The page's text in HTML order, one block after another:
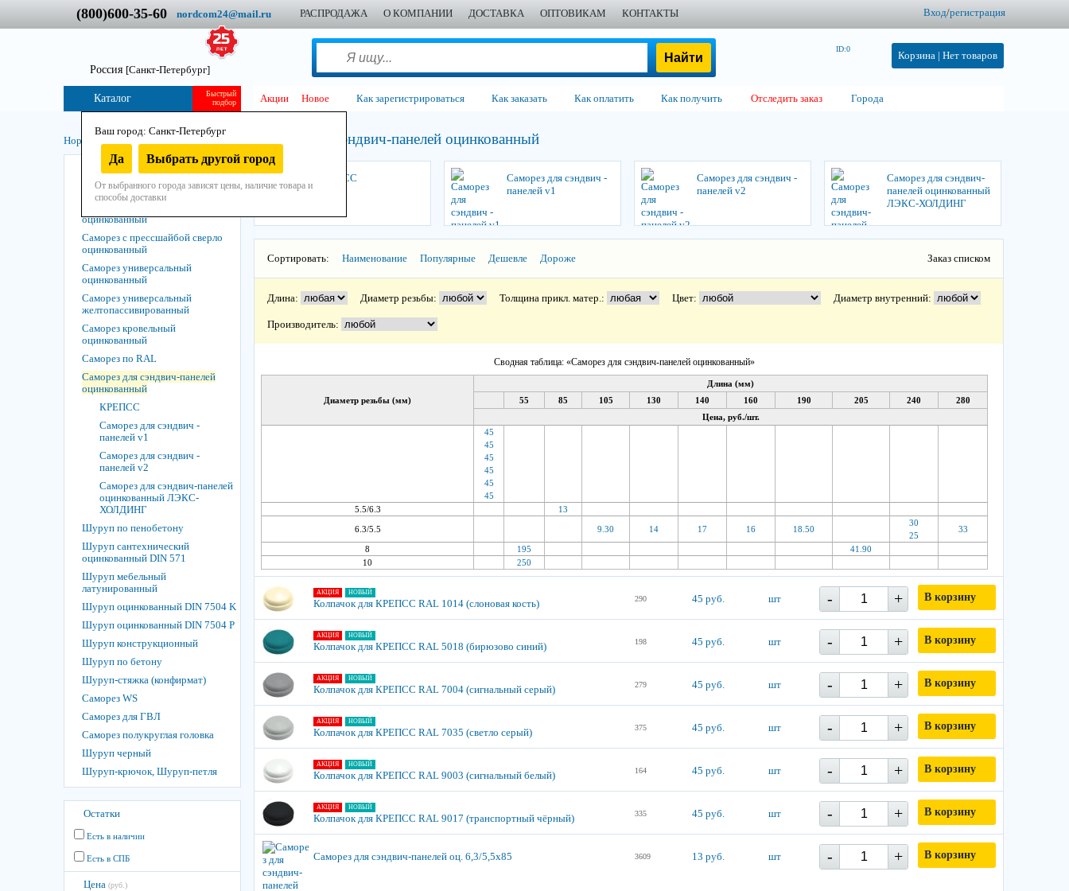
(800)600-35-60 nordcom24@mail.ru РАСПРОДАЖА О КОМПАНИИ ДОСТАВКА ОПТОВИКАМ КОНТАКТЫ Вход/регистрация
Россия [Санкт-Петербург]
Ваш город: Санкт-Петербург
Да Выбрать другой город
От выбранного города зависят цены, наличие товара и
способы доставки
Корзина | Нет товаров
ID:0
Быстрый
подбор
Каталог Акции Новое Как зарегистрироваться Как заказать Как оплатить Как получить Отследить заказ Города
Нордком Крепеж Саморезы, шурупы Саморез для сэндвич-панелей оцинкованный
Саморез с крупным шагом
Саморез с мелким шагом
оцинкованный
Саморез с прессшайбой сверло
оцинкованный
Саморез универсальный
оцинкованный
Саморез универсальный
желтопассивированный
Саморез кровельный
оцинкованный
Саморез по RAL
Саморез для сэндвич-панелей
оцинкованный
КРЕПСС
Саморез для сэндвич -
панелей v1
Саморез для сэндвич -
панелей v2
Саморез для сэндвич-панелей
оцинкованный ЛЭКС-
ХОЛДИНГ
Шуруп по пенобетону
Шуруп сантехнический
оцинкованный DIN 571
Шуруп мебельный
латунированный
Шуруп оцинкованный DIN 7504 K
Шуруп оцинкованный DIN 7504 P
Шуруп конструкционный
Шуруп по бетону
Шуруп-стяжка (конфирмат)
Саморез WS
Саморез для ГВЛ
Саморез полукруглая головка
Шуруп черный
Шуруп-крючок, Шуруп-петля
Остатки
Есть в наличии
Есть в СПБ
Цена (руб.)
КРЕПСС
Саморез для сэндвич -
панелей v1
Саморез для сэндвич -
панелей v2
Саморез для сэндвич-
панелей оцинкованный
ЛЭКС-ХОЛДИНГ
Сортировать: Наименование Популярные Дешевле Дороже Заказ списком
Длина: Диаметр резьбы: Толщина прикл. матер.: Цвет: Диаметр внутренний:
Производитель:
Сводная таблица: «Саморез для сэндвич-панелей оцинкованный»
Диаметр резьбы (мм)
Длина (мм)
55
85 105 130 140 160 190 205 240
280
Цена, руб./шт.
45
45
45
45
45
45
5.5/6.3
13
6.3/5.5 9.30 14 17 16 18.50
30
25
33
8 195
41.90
10
250
АКЦИЯ НОВЫЙ
Колпачок для КРЕПСС RAL 1014 (слоновая кость) 290 45 руб. шт - + В корзину
АКЦИЯ НОВЫЙ
Колпачок для КРЕПСС RAL 5018 (бирюзово синий) 198 45 руб. шт - + В корзину
АКЦИЯ НОВЫЙ
Колпачок для КРЕПСС RAL 7004 (сигнальный серый) 279 45 руб. шт - + В корзину
АКЦИЯ НОВЫЙ
Колпачок для КРЕПСС RAL 7035 (светло серый) 375 45 руб. шт - + В корзину
АКЦИЯ НОВЫЙ
Колпачок для КРЕПСС RAL 9003 (сигнальный белый) 164 45 руб. шт - + В корзину
АКЦИЯ НОВЫЙ
Колпачок для КРЕПСС RAL 9017 (транспортный чёрный) 335 45 руб. шт - + В корзину
Саморез для сэндвич-панелей оц. 6,3/5,5х85 3609 13 руб. шт - + В корзину